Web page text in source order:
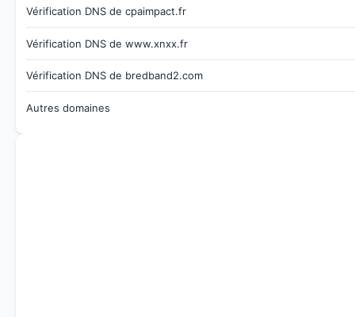
Vérification DNS de cpaimpact.fr
Vérification DNS de www.xnxx.fr
Vérification DNS de bredband2.com
Autres domaines